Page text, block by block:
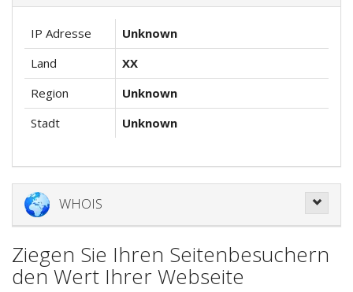
IP Adresse
Unknown
Land
XX
Region
Unknown
Stadt
Unknown
WHOIS
Ziegen Sie Ihren Seitenbesuchern
den Wert Ihrer Webseite